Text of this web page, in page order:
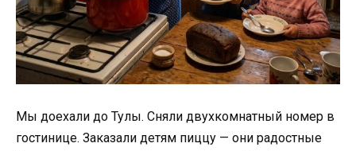
Мы доехали до Тулы. Сняли двухкомнатный номер в
гостинице. Заказали детям пиццу — они радостные